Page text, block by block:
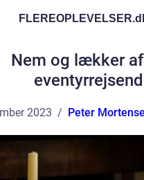
FLEREOPLEVELSER.
Nem og lækker
2023 Peter